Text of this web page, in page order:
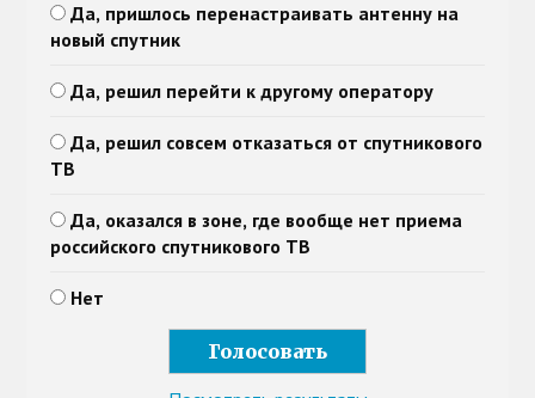
Да, пришлось перенастраивать антенну на
новый спутник
Да, решил перейти к другому оператору
Да, решил совсем отказаться от спутникового
ТВ
Да, оказался в зоне, где вообще нет приема
российского спутникового ТВ
Нет